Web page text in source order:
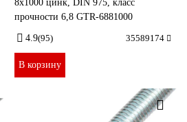
8x1000 цинк, DIN 975, класс
прочности 6,8 GTR-6881000
4.9(95) 35589174
В корзину